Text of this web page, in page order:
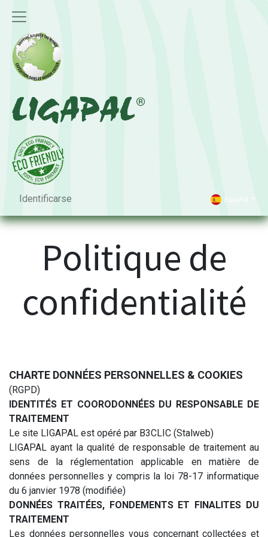
Identificarse
Politique de
confidentialité
CHARTE DONNÉES PERSONNELLES & COOKIES
(RGPD)
IDENTITÉS ET COORODONNÉES DU RESPONSABLE DE
TRAITEMENT
Le site LIGAPAL est opéré par B3CLIC (Stalweb)
LIGAPAL ayant la qualité de responsable de traitement au
sens de la réglementation applicable en matière de
données personnelles y compris la loi 78-17 informatique
du 6 janvier 1978 (modifiée)
DONNÉES TRAITÉES, FONDEMENTS ET FINALITES DU
TRAITEMENT
Les données personnelles vous concernant collectées et